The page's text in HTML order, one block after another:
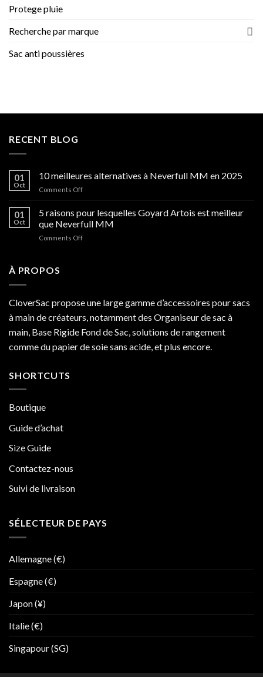
Protege pluie
Recherche par marque
Sac anti poussières
RECENT BLOG
01
Oct
10 meilleures alternatives à Neverfull MM en 2025
Comments Offon
meilleures
alternatives
à
Neverfull
01
Oct
5 raisons pour lesquelles Goyard Artois est meilleur
que Neverfull MM
Comments Offon
est
meilleur
Neverfull
MM
À PROPOS
CloverSac propose une large gamme d’accessoires pour sacs
à main de créateurs, notamment des Organiseur de sac à
main, Base Rigide Fond de Sac, solutions de rangement
comme du papier de soie sans acide, et plus encore.
SHORTCUTS
Boutique
Guide d’achat
Size Guide
Contactez-nous
Suivi de livraison
SÉLECTEUR DE PAYS
Allemagne (€)
Espagne (€)
Japon (¥)
Italie (€)
Singapour (SG)